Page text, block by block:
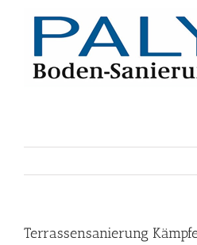
Terrassensanierung